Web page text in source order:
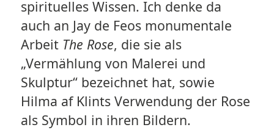
spirituelles Wissen. Ich denke da
auch an Jay de Feos monumentale
Arbeit The Rose, die sie als
„Vermählung von Malerei und
Skulptur“ bezeichnet hat, sowie
Hilma af Klints Verwendung der Rose
als Symbol in ihren Bildern.